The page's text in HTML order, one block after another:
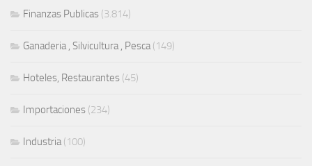
Finanzas Publicas (3.814)
Ganaderia , Silvicultura , Pesca(149)
Hoteles, Restaurantes (45)
Importaciones (234)
Industria(100)